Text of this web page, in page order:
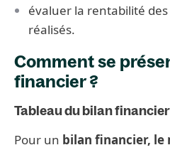
évaluer la rentabilité
réalisés.
Comment se
financier ?
Tableau du bilan financier
Pour un bilan financier, le